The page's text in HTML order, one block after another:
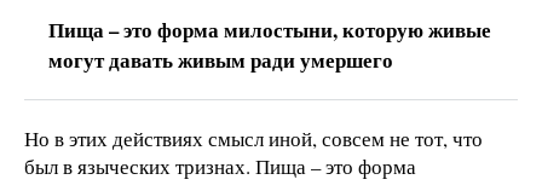
Пища – это форма милостыни, которую живые
могут давать живым ради умершего
Но в этих действиях смысл иной, совсем не тот, что
был в языческих тризнах. Пища – это форма